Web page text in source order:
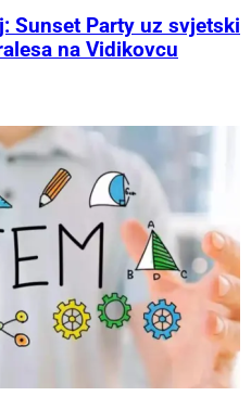
Sunset Party uz svjetski
na Vidikovcu